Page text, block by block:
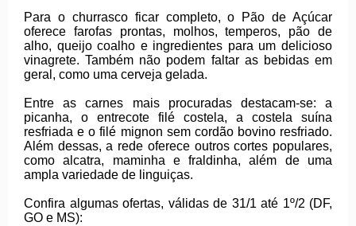
Para o churrasco ficar completo, o Pão de Açúcar
oferece farofas prontas, molhos, temperos, pão de
alho, queijo coalho e ingredientes para um delicioso
vinagrete. Também não podem faltar as bebidas em
geral, como uma cerveja gelada.
Entre as carnes mais procuradas destacam-se: a
picanha, o entrecote filé costela, a costela suína
resfriada e o filé mignon sem cordão bovino resfriado.
Além dessas, a rede oferece outros cortes populares,
como alcatra, maminha e fraldinha, além de uma
ampla variedade de linguiças.
Confira algumas ofertas, válidas de 31/1 até 1º/2 (DF,
GO e MS):